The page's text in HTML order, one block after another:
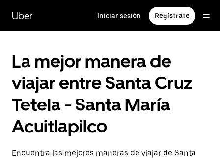
contenido
principal
Uber Iniciar sesión Regístrate
La mejor manera de
viajar entre Santa Cruz
Tetela - Santa María
Acuitlapilco
Encuentra las mejores maneras de viajar de Santa